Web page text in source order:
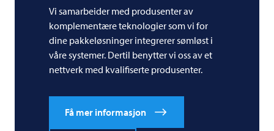
Vi samarbeider med produsenter av
komplementære teknologier som vi for
dine pakkeløsninger integrerer sømløst i
våre systemer. Dertil benytter vi oss av et
nettverk med kvalifiserte produsenter.
Få mer informasjon